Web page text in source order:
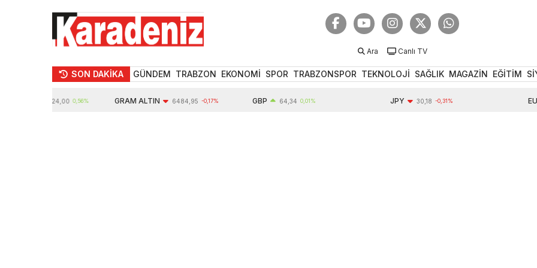
Ara Canlı TV
SON DAKİKA GÜNDEM TRABZON EKONOMİ SPOR TRABZONSPOR TEKNOLOJİ SAĞLIK MAGAZİN EĞİTİM
0,56% GRAM ALTIN 6484,95 -0,17% 64,34 0,01% 30,18 -0,31%